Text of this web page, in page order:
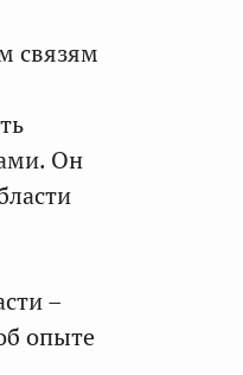
связям
Он
–
опыте